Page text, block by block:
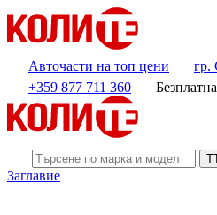
Авточасти на топ цени
гр.
+359 877 711 360
Заглавие